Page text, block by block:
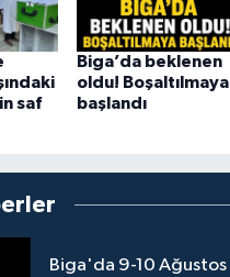
saf
Biga’da beklenen
oldu! Boşaltılmaya
başlandı
Biga'da 9-10 Ağustos